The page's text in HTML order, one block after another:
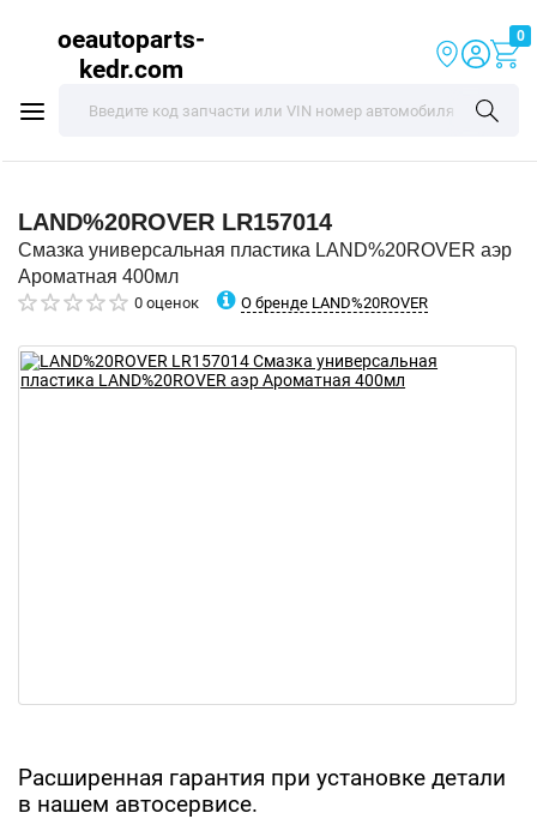
oeautoparts-
kedr.com
0
LAND%20ROVER LR157014
Смазка универсальная пластика LAND%20ROVER аэр
Ароматная 400мл
0 оценок О бренде LAND%20ROVER
Расширенная гарантия при установке детали
в нашем автосервисе.